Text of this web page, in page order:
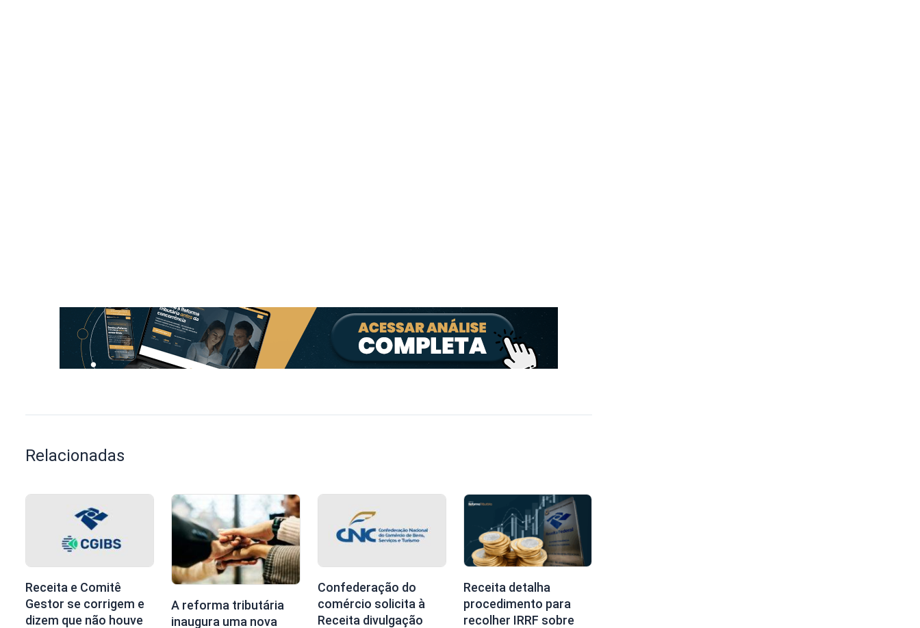
Relacionadas
Receita e Comitê
Gestor se corrigem e
dizem que não houve
A reforma tributária
inaugura uma nova
Confederação do
comércio solicita à
Receita divulgação
Receita detalha
procedimento para
recolher IRRF sobre